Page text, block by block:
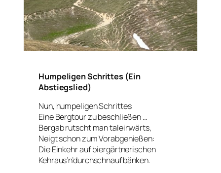
Humpeligen Schrittes (Ein
Abstiegslied)
Nun, humpeligen Schrittes
Eine Bergtour zu beschließen …
Bergab rutscht man taleinwärts,
Neigt schon zum Vorabgenießen:
Die Einkehr auf biergärtnerischen
Kehraus’n’durchschnaufbänken.